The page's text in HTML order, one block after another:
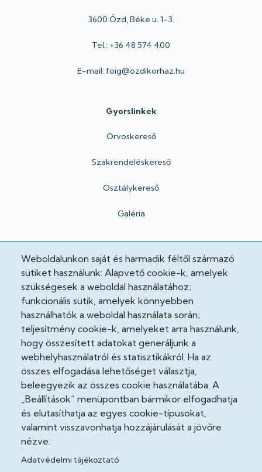
Weboldalunkon saját és harmadik féltől származó
sütiket használunk: Alapvető cookie-k, amelyek
szükségesek a weboldal használatához;
funkcionális sütik, amelyek könnyebben
használhatók a weboldal használata során;
teljesítmény cookie-k, amelyeket arra használunk,
hogy összesített adatokat generáljunk a
webhelyhasználatról és statisztikákról. Ha az
összes elfogadása lehetőséget választja,
beleegyezik az összes cookie használatába. A
„Beállítások” menüpontban bármikor elfogadhatja
és elutasíthatja az egyes cookie-típusokat,
valamint visszavonhatja hozzájárulását a jövőre
nézve.
Adatvédelmi tájékoztató
3600 Ózd, Béke u. 1-3.
Tel.: +36 48 574 400
E-mail: foig@ozdikorhaz.hu
Gyorslinkek
Orvoskereső
Szakrendeléskereső
Osztálykereső
Galéria
Hivatalos
Adatkezelési tájékoztató
Adatvédelmi tisztviselő
Akadálymentesítési nyilatkozat
Cooekie szabályzat
Felhasználási feltételek
Impresszum
Jogi nyilatkozatok